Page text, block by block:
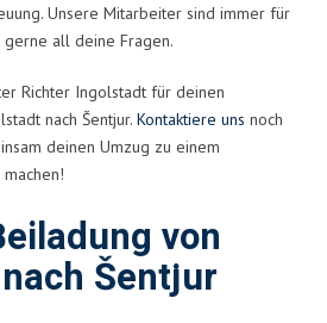
Unsere Mitarbeiter sind immer für
all deine Fragen.
Richter Ingolstadt für deinen
nach Šentjur. Kontaktiere uns noch
deinen Umzug zu einem
von
Šentjur